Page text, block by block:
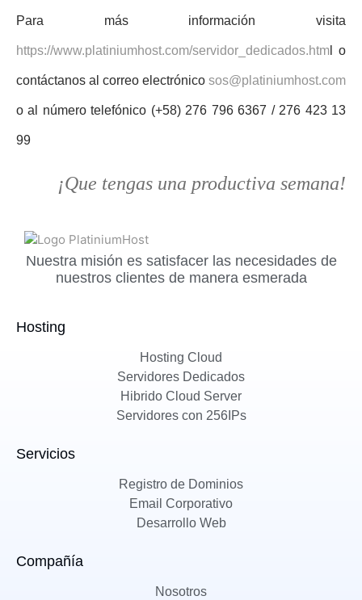
Para más información visita
https://www.platiniumhost.com/servidor_dedicados.htm l o
contáctanos al correo electrónico sos@platiniumhost.com
o al número telefónico (+58) 276 796 6367 / 276 423 13
99
¡Que tengas una productiva semana!
Nuestra misión es satisfacer las necesidades de
nuestros clientes de manera esmerada
Hosting
Hosting Cloud
Servidores Dedicados
Hibrido Cloud Server
Servidores con 256IPs
Servicios
Registro de Dominios
Email Corporativo
Desarrollo Web
Compañía
Nosotros